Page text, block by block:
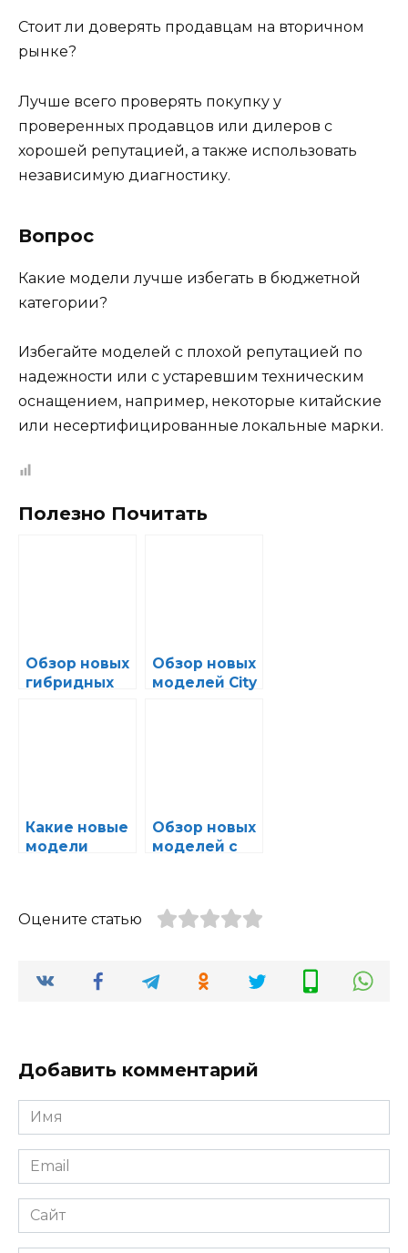
Стоит ли доверять продавцам на вторичном
рынке?
Лучше всего проверять покупку у
проверенных продавцов или дилеров с
хорошей репутацией, а также использовать
независимую диагностику.
Вопрос
Какие модели лучше избегать в бюджетной
категории?
Избегайте моделей с плохой репутацией по
надежности или с устаревшим техническим
оснащением, например, некоторые китайские
или несертифицированные локальные марки.
Полезно Почитать
Обзор новых
гибридных
Обзор новых
моделей City
ностью
Какие новые
модели
ми
тест-
Обзор новых
моделей с
акустикой
Оцените статью
Добавить комментарий
Имя
*
Email
*
Сайт